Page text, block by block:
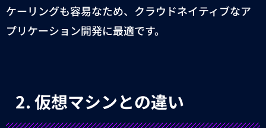
ケーリングも容易なため、クラウドネイティブなア
プリケーション開発に最適です。
2. 仮想マシンとの違い